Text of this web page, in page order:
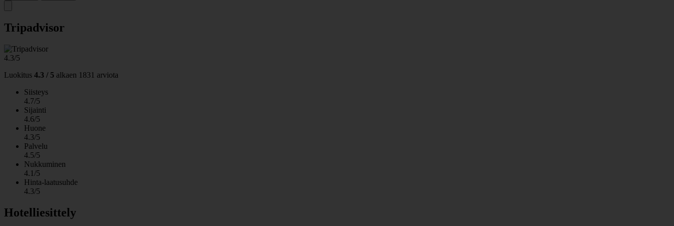
Tripadvisor
4.3/5
Luokitus 4.3 / 5 alkaen 1831 arviota
Siisteys
4.7/5
Sijainti
4.6/5
Huone
4.3/5
Palvelu
4.5/5
Nukkuminen
4.1/5
Hinta-laatusuhde
4.3/5
Hotelliesittely